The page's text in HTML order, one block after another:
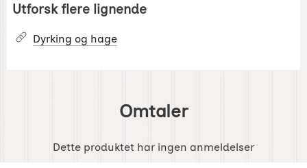
Utforsk flere lignende
Dyrking og hage
Omtaler
Dette produktet har ingen anmeldelser